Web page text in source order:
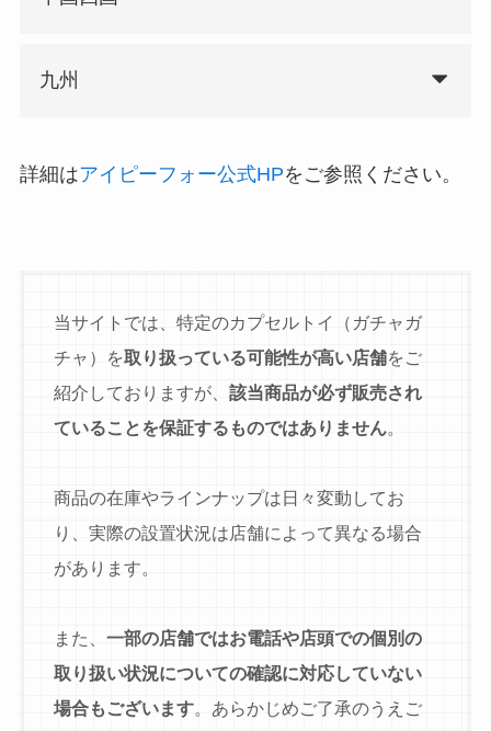
九州
詳細はアイピーフォー公式HPをご参照ください。
当サイトでは、特定のカプセルトイ（ガチャガ
チャ）を取り扱っている可能性が高い店舗をご
紹介しておりますが、 該当商品が必ず販売され
ていることを保証するものではありません。
商品の在庫やラインナップは日々変動してお
り、実際の設置状況は店舗によって異なる場合
があります。
また、 一部の店舗ではお電話や店頭での個別の
取り扱い状況についての確認に対応していない
場合もございます。あらかじめご了承のうえご